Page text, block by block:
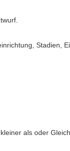
Stadien,
als oder